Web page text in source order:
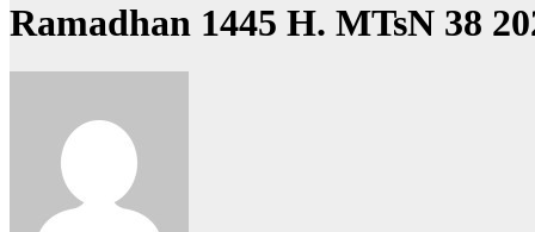
Ramadhan 1445 H. MTsN 38